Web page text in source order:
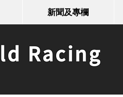
新聞及專欄
Racing